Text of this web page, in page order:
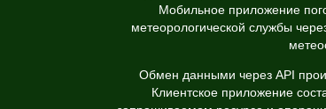
Мобильное приложение
метеорологической службы
Обмен данными через API
Клиентское приложение